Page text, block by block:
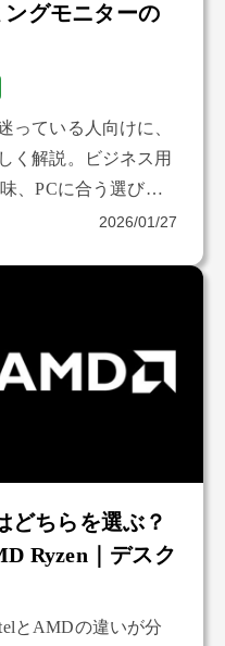
グモニターの
っている人向けに、
く解説。ビジネス用
、PCに合う選び方
い基礎をまとめまし
2026/01/27
どちらを選ぶ？
Ryzen｜デスク
とAMDの違いが分